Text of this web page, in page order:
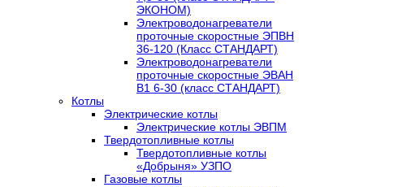
ЭКОНОМ)
Электроводонагреватели
проточные скоростные ЭПВН
36-120 (Класс СТАНДАРТ)
Электроводонагреватели
проточные скоростные ЭВАН
В1 6-30 (класс СТАНДАРТ)
Котлы
Электрические котлы
Электрические котлы ЭВПМ
Твердотопливные котлы
Твердотопливные котлы
«Добрыня» УЗПО
Газовые котлы